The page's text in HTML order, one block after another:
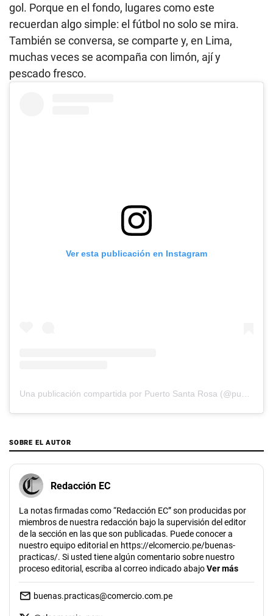
gol. Porque en el fondo, lugares como este
recuerdan algo simple: el fútbol no solo se mira.
También se conversa, se comparte y, en Lima,
muchas veces se acompaña con limón, ají y
pescado fresco.
Ver esta publicación en Instagram
Una publicación compartida por Puerto Santa Rosa (@puertosantarosa)
SOBRE EL AUTOR
Redacción EC
La notas firmadas como “Redacción EC” son producidas por
miembros de nuestra redacción bajo la supervisión del editor
de la sección en las que son publicadas. Puede conocer a
nuestro equipo editorial en https://elcomercio.pe/buenas-
practicas/. Si usted tiene algún comentario sobre nuestro
proceso editorial, escriba al correo indicado abajoVer más
buenas.practicas@comercio.com.pe